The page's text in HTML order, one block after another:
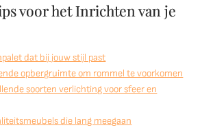
voor het Inrichten van je
dat bij jouw stijl past
opbergruimte om rommel te voorkomen
soorten verlichting voor sfeer en
die lang meegaan